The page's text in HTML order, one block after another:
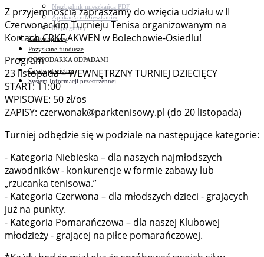
Niezbędnik mieszkańca PDF
Aplikacja mMieszkaniec
Mapa gminy
Załatw sprawę
Pozyskane fundusze
GOSPODARKA ODPADAMI
Czyste powietrze
System Informacji przestrzennej
Z przyjemnością zapraszamy do wzięcia udziału w II
Czerwonackim Turnieju Tenisa organizowanym na
Kortach CRKF AKWEN w Bolechowie-Osiedlu!
Program
23 listopada – WEWNĘTRZNY TURNIEJ DZIECIĘCY
START: 11:00
WPISOWE: 50 zł/os
ZAPISY: czerwonak@parktenisowy.pl (do 20 listopada)
Turniej odbędzie się w podziale na następujące kategorie:
- Kategoria Niebieska – dla naszych najmłodszych
zawodników - konkurencje w formie zabawy lub
„rzucanka tenisowa.”
- Kategoria Czerwona – dla młodszych dzieci - grających
już na punkty.
- Kategoria Pomarańczowa – dla naszej Klubowej
młodzieży - grającej na piłce pomarańczowej.